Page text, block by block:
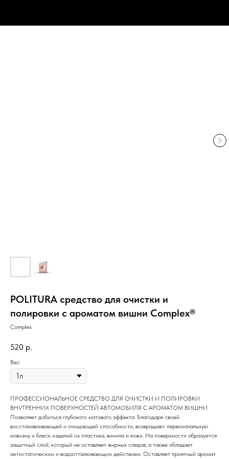
POLITURA средство для очистки и
полировки с ароматом вишни Complex®
Complex
520 р.
Вес
ПРОФЕССИОНАЛЬНОЕ СРЕДСТВО ДЛЯ ОЧИСТКИ И ПОЛИРОВКИ
ВНУТРЕННИХ ПОВЕРХНОСТЕЙ АВТОМОБИЛЯ С АРОМАТОМ ВИШНИ
Позволяет добиться глубокого матового эффекта. Благодаря своей
восстанавливающей и очищающей способности, возвращает первоначальную
новизну и блеск изделий из пластика, винила и кожи. На поверхности образуется
защитный слой, который не оставляет жирных следов, а также обладает
антистатическим и водоотталкивающим действием. Оставляет приятный аромат